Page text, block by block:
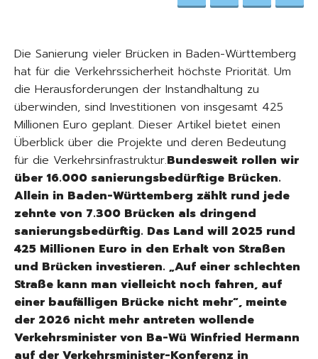
Die Sanierung vieler Brücken in Baden-Württemberg
hat für die Verkehrssicherheit höchste Priorität. Um
die Herausforderungen der Instandhaltung zu
überwinden, sind Investitionen von insgesamt 425
Millionen Euro geplant. Dieser Artikel bietet einen
Überblick über die Projekte und deren Bedeutung
für die Verkehrsinfrastruktur.Bundesweit rollen wir
über 16.000 sanierungsbedürftige Brücken.
Allein in Baden-Württemberg zählt rund jede
zehnte von 7.300 Brücken als dringend
sanierungsbedürftig. Das Land will 2025 rund
425 Millionen Euro in den Erhalt von Straßen
und Brücken investieren. „Auf einer schlechten
Straße kann man vielleicht noch fahren, auf
einer baufälligen Brücke nicht mehr“, meinte
der 2026 nicht mehr antreten wollende
Verkehrsminister von Ba-Wü Winfried Hermann
auf der Verkehrsminister-Konferenz in